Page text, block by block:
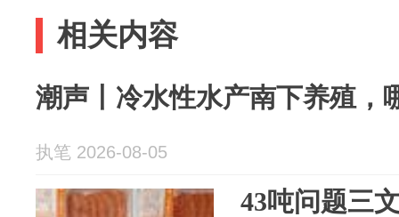
相关内容
潮声丨冷水性水产南下养殖，
执笔 2026-08-05
43吨问题三